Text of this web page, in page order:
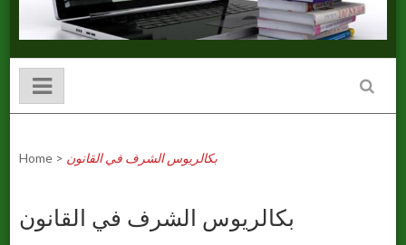
Home > بكالريوس الشرف في القانون
بكالريوس الشرف في القانون